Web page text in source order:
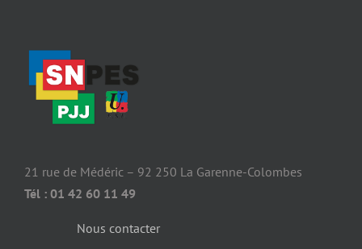
21 rue de Médéric – 92 250 La Garenne-Colombes
Tél : 01 42 60 11 49
Nous contacter